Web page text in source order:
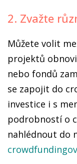
2. Zvažte
Můžete volit
projektů
nebo fondů
se zapojit do
investice i s
podrobností o
nahlédnout do